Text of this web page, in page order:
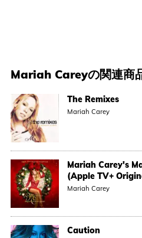
Mariah Careyの関連商
The Remixes
Mariah Carey
Mariah Carey's
(Apple TV+
Mariah Carey
Caution